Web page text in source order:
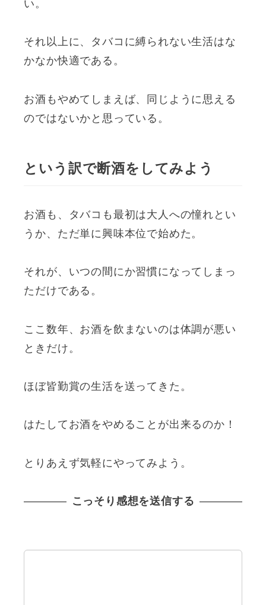
い。
それ以上に、タバコに縛られない生活はな
かなか快適である。
お酒もやめてしまえば、同じように思える
のではないかと思っている。
という訳で断酒をしてみよう
お酒も、タバコも最初は大人への憧れとい
うか、ただ単に興味本位で始めた。
それが、いつの間にか習慣になってしまっ
ただけである。
ここ数年、お酒を飲まないのは体調が悪い
ときだけ。
ほぼ皆勤賞の生活を送ってきた。
はたしてお酒をやめることが出来るのか！
とりあえず気軽にやってみよう。
こっそり感想を送信する